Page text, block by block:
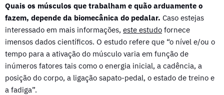
Quais os músculos que trabalham e quão arduamente o
fazem, depende da biomecânica do pedalar. Caso estejas
interessado em mais informações, este estudo fornece
imensos dados científicos. O estudo refere que “o nível e/ou o
tempo para a ativação do músculo varia em função de
inúmeros fatores tais como o energia inicial, a cadência, a
posição do corpo, a ligação sapato-pedal, o estado de treino e
a fadiga”.